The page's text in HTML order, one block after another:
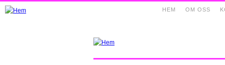
OM OSS
HEM